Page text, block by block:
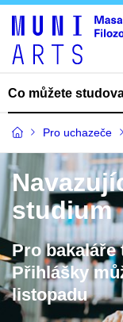
Co můžete
Pro uchazeče
studium
Pro bakaláře
Přihlášky
listopadu